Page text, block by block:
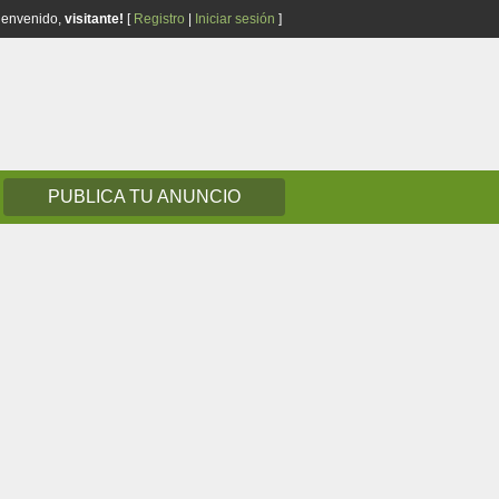
visitante! [ Registro Iniciar sesión ]
PUBLICA TU ANUNCIO